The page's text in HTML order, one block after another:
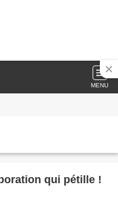
MENU
qui pétille !